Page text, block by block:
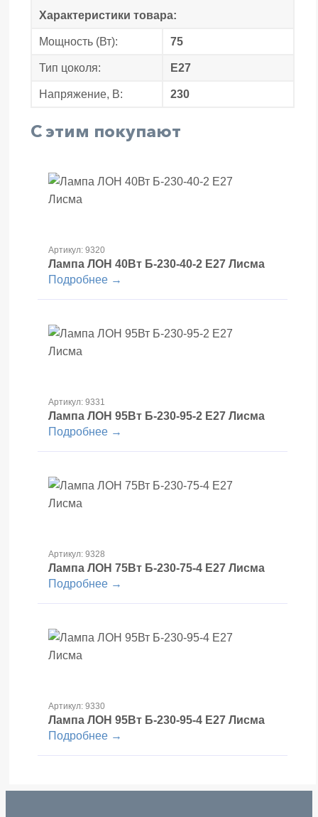
Характеристики товара:
Мощность (Вт): 75
Тип цоколя: E27
Напряжение, В: 230
С этим покупают
Артикул: 9320
Лампа ЛОН 40Вт Б-230-40-2 Е27 Лисма
Подробнее →
Артикул: 9331
Лампа ЛОН 95Вт Б-230-95-2 Е27 Лисма
Подробнее →
Артикул: 9328
Лампа ЛОН 75Вт Б-230-75-4 Е27 Лисма
Подробнее →
Артикул: 9330
Лампа ЛОН 95Вт Б-230-95-4 Е27 Лисма
Подробнее →